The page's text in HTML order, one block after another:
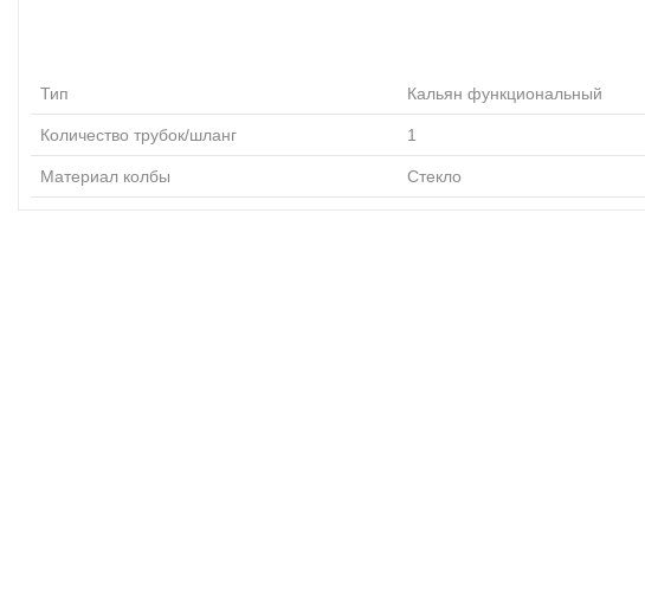
Тип Кальян функциональный
Количество трубок/шланг 1
Материал колбы Стекло